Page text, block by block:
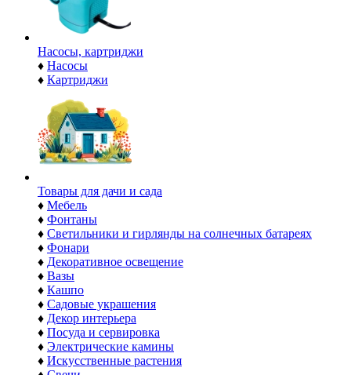
Насосы, картриджи
♦ Насосы
♦ Картриджи
Товары для дачи и сада
♦ Мебель
♦ Фонтаны
♦ Светильники и гирлянды на солнечных батареях
♦ Фонари
♦ Декоративное освещение
♦ Вазы
♦ Кашпо
♦ Садовые украшения
♦ Декор интерьера
♦ Посуда и сервировка
♦ Электрические камины
♦ Искусственные растения